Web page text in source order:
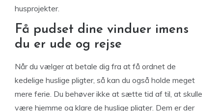
husprojekter.
Få pudset dine vinduer imens
du er ude og rejse
Når du vælger at betale dig fra at få ordnet de
kedelige huslige pligter, så kan du også holde meget
mere ferie. Du behøver ikke at sætte tid af til, at skulle
være hjemme og klare de huslige pligter. Dem er der